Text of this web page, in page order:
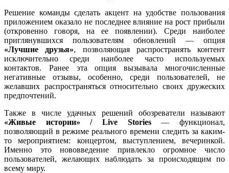
Решение команды сделать акцент на удобстве пользования
приложением оказало не последнее влияние на рост прибыли
(откровенно говоря, на ее появлении). Среди наиболее
приглянувшихся пользователям обновлений — опция
«Лучшие друзья», позволяющая распространять контент
исключительно среди наиболее часто используемых
контактов. Ранее эта опция вызывала многочисленные
негативные отзывы, особенно, среди пользователей, не
желавших распространяться относительно своих дружеских
предпочтений.
Также в числе удачных решений обозреватели называют
«Живые истории» / Live Stories— функционал,
позволяющий в режиме реального времени следить за каким-
то мероприятием: концертом, выступлением, вечеринкой.
Именно это нововведение привлекло огромное число
пользователей, желающих наблюдать за происходящим по
всему миру.